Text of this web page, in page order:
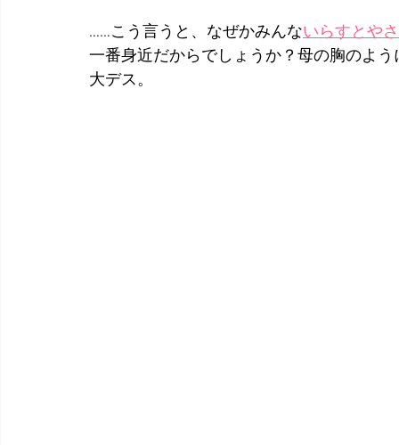
……こう言うと、なぜかみんないらすとや
一番身近だからでしょうか？母の胸のよ
大デス。